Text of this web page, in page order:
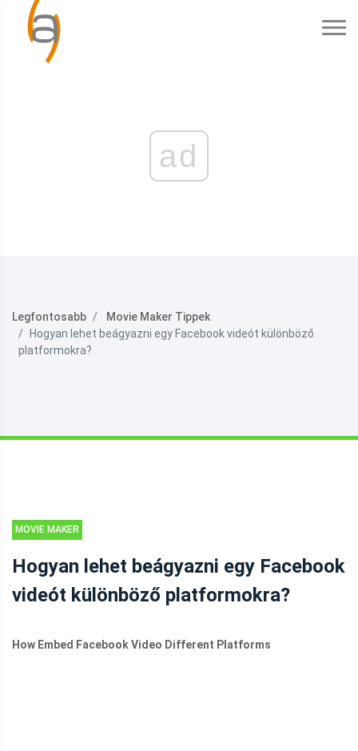
ad
Legfontosabb
Movie Maker Tippek
Hogyan lehet beágyazni egy Facebook videót különböző
platformokra?
MOVIE MAKER
Hogyan lehet beágyazni egy Facebook
videót különböző platformokra?
How Embed Facebook Video Different Platforms